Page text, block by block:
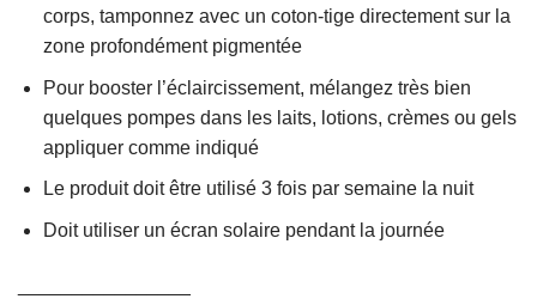
corps, tamponnez avec un coton-tige directement sur la
zone profondément pigmentée
Pour booster l’éclaircissement, mélangez très bien
quelques pompes dans les laits, lotions, crèmes ou gels
appliquer comme indiqué
Le produit doit être utilisé 3 fois par semaine la nuit
Doit utiliser un écran solaire pendant la journée